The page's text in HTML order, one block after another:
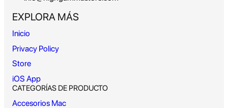
EXPLORA MÁS
Inicio
Privacy Policy
Store
iOS App
CATEGORÍAS DE PRODUCTO
Accesorios Mac